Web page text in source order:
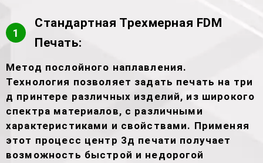
1
Стандартная Трехмерная FDM
Печать:
Метод послойного наплавления.
Технология позволяет задать печать на три
д принтере различных изделий, из широкого
спектра материалов, с различными
характеристиками и свойствами. Применяя
этот процесс центр 3д печати получает
возможность быстрой и недорогой